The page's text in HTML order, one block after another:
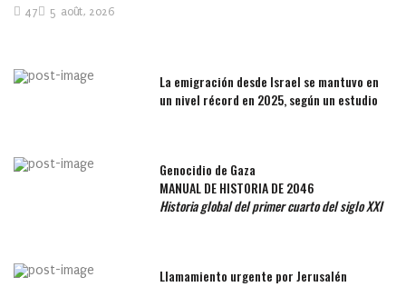
5 août, 2026
47
La emigración desde Israel se mantuvo en
un nivel récord en 2025, según un estudio
Genocidio de Gaza
MANUAL DE HISTORIA DE 2046
Historia global del primer cuarto del siglo XXI
Llamamiento urgente por Jerusalén